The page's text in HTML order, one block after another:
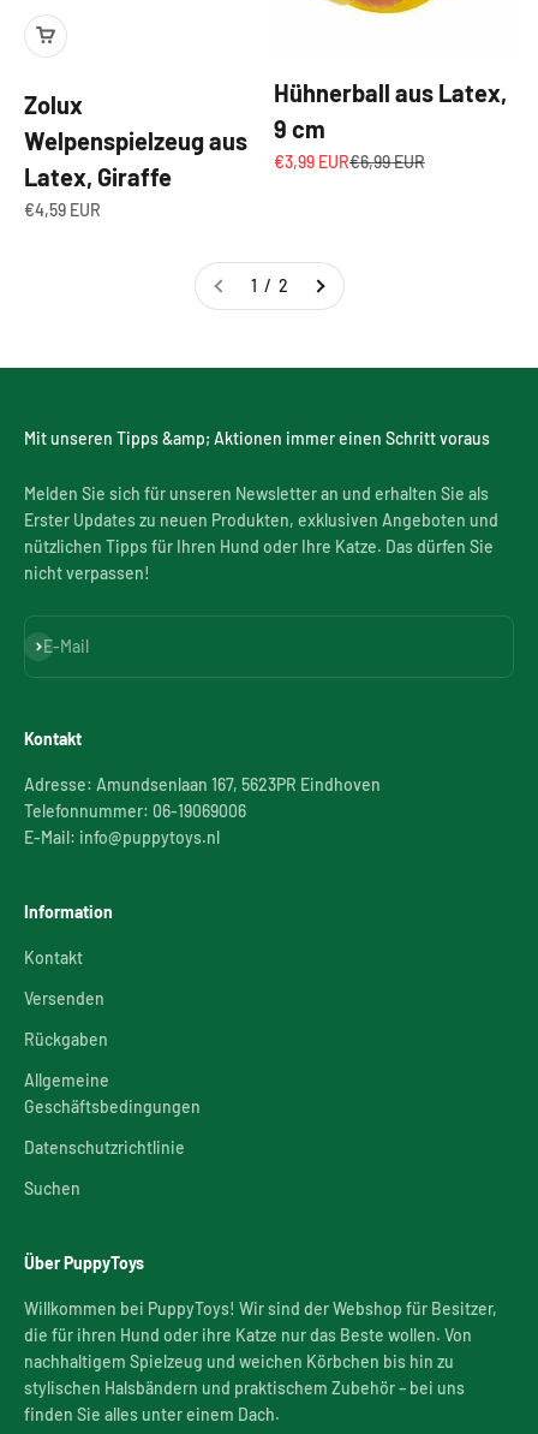
Zolux
Welpenspielzeug aus
Latex, Giraffe
Angebot
€4,59 EUR
Hühnerball aus Latex,
9 cm
Angebot
€3,99 EURRegulärer Preis
€6,99 EUR
1 / 2
Mit unseren Tipps &amp; Aktionen immer einen Schritt voraus
Melden Sie sich für unseren Newsletter an und erhalten Sie als
Erster Updates zu neuen Produkten, exklusiven Angeboten und
nützlichen Tipps für Ihren Hund oder Ihre Katze. Das dürfen Sie
nicht verpassen!
E-Mail
Abonnieren
Kontakt
Adresse: Amundsenlaan 167, 5623PR Eindhoven
Telefonnummer: 06-19069006
E-Mail: info@puppytoys.nl
Information
Kontakt
Versenden
Rückgaben
Allgemeine
Geschäftsbedingungen
Datenschutzrichtlinie
Suchen
Über PuppyToys
Willkommen bei PuppyToys! Wir sind der Webshop für Besitzer,
die für ihren Hund oder ihre Katze nur das Beste wollen. Von
nachhaltigem Spielzeug und weichen Körbchen bis hin zu
stylischen Halsbändern und praktischem Zubehör – bei uns
finden Sie alles unter einem Dach.